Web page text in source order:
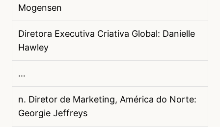
Mogensen
Diretora Executiva Criativa Global: Danielle
Hawley
…
n. Diretor de Marketing, América do Norte:
Georgie Jeffreys